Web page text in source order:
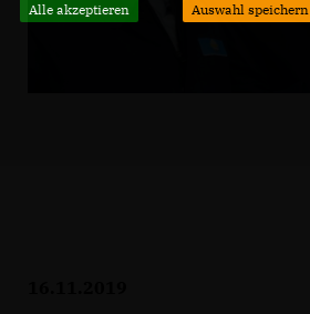
Alle akzeptieren Auswahl speichern